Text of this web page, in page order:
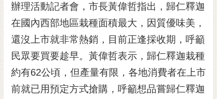
訂
閱
RSS
訂
閱
電
子
報
辦理活動記者會，市長黃偉哲指出，歸仁釋迦
在國內西部地區栽種面積最大，因質優味美，
還沒上市就非常熱銷，目前正逢採收期，呼籲
民眾要買要趁早。黃偉哲表示，歸仁釋迦栽種
約有62公頃，但產量有限，各地消費者在上市
前就已用預定方式搶購，呼籲想品嘗歸仁釋迦